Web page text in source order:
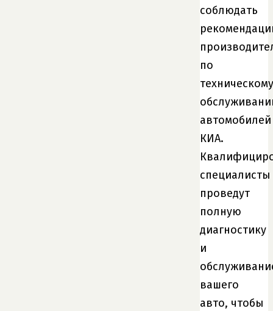
соблюдать
по
техническому
автомобилей
КИА.
специалисты
проведут
полную
диагностику
и
вашего
авто, чтобы